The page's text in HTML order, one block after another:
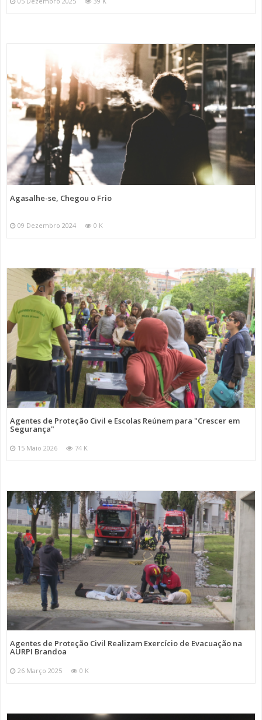
Agasalhe-se, Chegou o Frio
09 Dezembro 2024 0 K
Agentes de Proteção Civil e Escolas Reúnem para "Crescer em
Segurança"
15 Maio 2026 74 K
Agentes de Proteção Civil Realizam Exercício de Evacuação na
AURPI Brandoa
26 Março 2025 0 K